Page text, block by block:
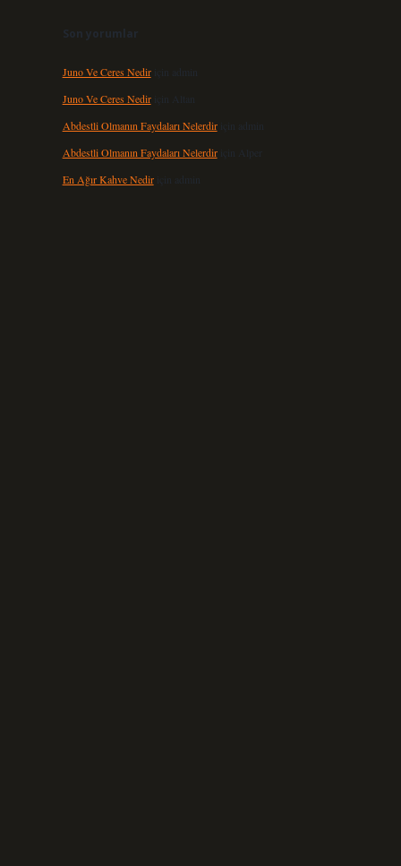
Son yorumlar
Juno Ve Ceres Nediriçin
admin
Juno Ve Ceres Nediriçin Altan
Abdestli Olmanın Faydaları Nelerdiriçin
admin
Abdestli Olmanın Faydaları Nelerdiriçin Alper
En Ağır Kahve Nediriçin admin